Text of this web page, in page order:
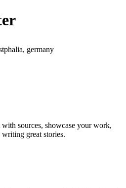
germany
sources, showcase your work,
great stories.